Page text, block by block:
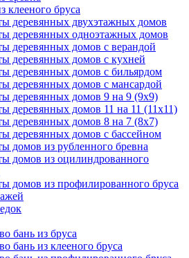
клееного бруса
деревянных двухэтажных домов
деревянных одноэтажных домов
деревянных домов с верандой
деревянных домов с кухней
деревянных домов с бильярдом
деревянных домов с мансардой
деревянных домов 9 на 9 (9x9)
деревянных домов 11 на 11 (11x11)
деревянных домов 8 на 7 (8x7)
деревянных домов с бассейном
домов из рубленного бревна
домов из оцилиндрованного
домов из профилированного бруса
бань из бруса
бань из клееного бруса